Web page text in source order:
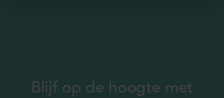
Blijf op de hoogte met